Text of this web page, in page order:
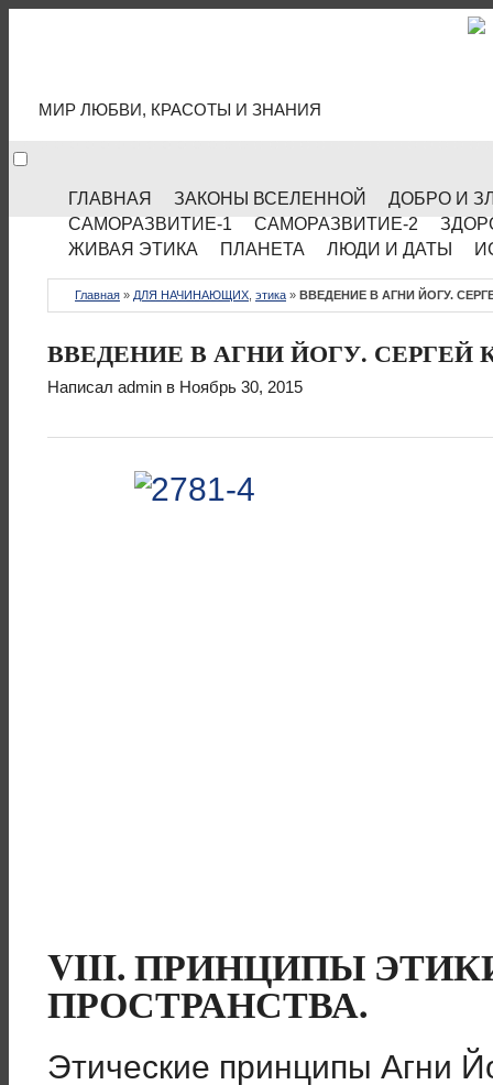
МИР ЛЮБВИ, КРАСОТЫ И ЗНАНИЯ
ГЛАВНАЯ ЗАКОНЫ ВСЕЛЕННОЙ
ДОБРО И
САМОРАЗВИТИЕ-1
САМОРАЗВИТИЕ-2
ЖИВАЯ ЭТИКА
ПЛАНЕТА ЛЮДИ И ДАТЫ
Главная » ДЛЯ НАЧИНАЮЩИХ этика » ВВЕДЕНИЕ В АГНИ ЙОГУ.
ВВЕДЕНИЕ В АГНИ ЙОГУ. СЕРГЕЙ
Написал admin в Ноябрь 30, 2015
VIII. ПРИНЦИПЫ
ПРОСТРАНСТВА.
Этические принципы Агни